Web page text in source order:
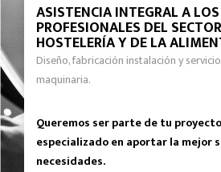
ASISTENCIA INTEGRAL A LOS
PROFESIONALES DEL
HOSTELERÍA Y DE LA
Diseño, fabricación instalación y
maquinaria.
Queremos ser parte de tu
especializado en aportar la mejor
necesidades.